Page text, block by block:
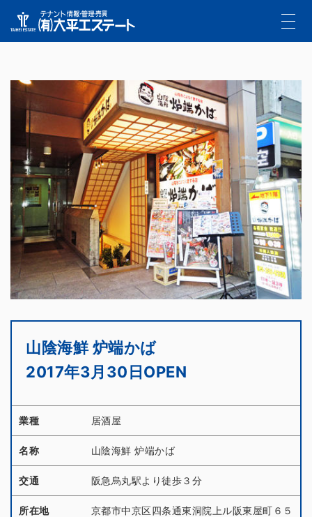
山陰海鮮 炉端かば
2017年3月30日OPEN
業種 居酒屋
名称 山陰海鮮 炉端かば
交通 阪急烏丸駅より徒歩３分
所在地
京都市中京区四条通東洞院上ル阪東屋町６５